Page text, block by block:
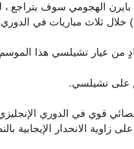
بايرن الهجومي سوف يتراجع
من عيار تشيلسي هذا
على تشيلسي.
قوي في الدوري
زاوية الانحدار الإيجابية